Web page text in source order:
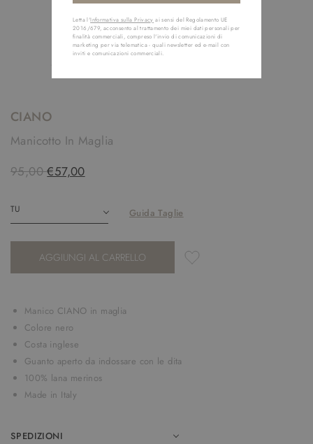
Letta l'Informativa sulla Privacy ai sensi del Regolamento UE
2016/679, acconsento al trattamento dei miei dati personali per
finalità commerciali, compreso l'invio di comunicazioni di
marketing per via telematica - quali newsletter ed e-mail con
inviti e comunicazioni commerciali.
CIANO
Manicotto In Maglia
95,00 €57,00
Guida Taglie
AGGIUNGI AL CARRELLO
Manico CIANO in maglia
Colore nero
Costa inglese
Guanto aperto da indossare con le dita
100% lana merinos
Made in Italy
SPEDIZIONI